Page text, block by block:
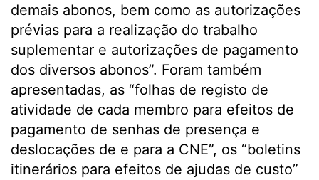
demais abonos, bem como as autorizações
prévias para a realização do trabalho
suplementar e autorizações de pagamento
dos diversos abonos”. Foram também
apresentadas, as “folhas de registo de
atividade de cada membro para efeitos de
pagamento de senhas de presença e
deslocações de e para a CNE”, os “boletins
itinerários para efeitos de ajudas de custo”